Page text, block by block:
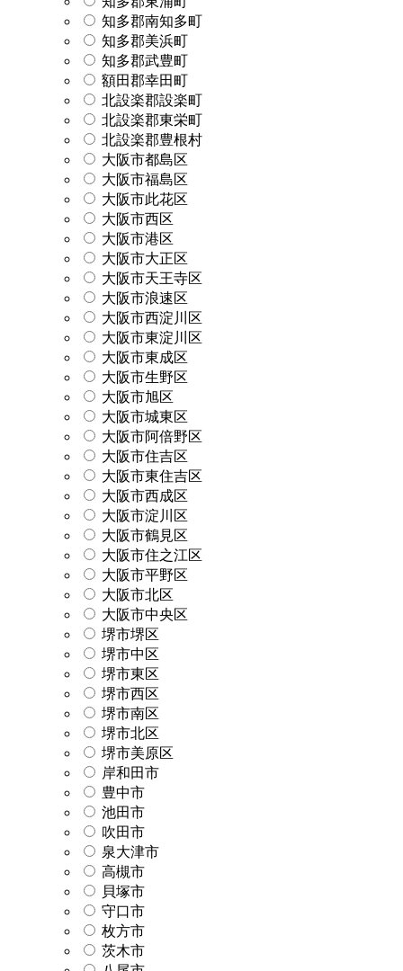
知多郡南知多町
知多郡美浜町
知多郡武豊町
額田郡幸田町
北設楽郡設楽町
北設楽郡東栄町
北設楽郡豊根村
大阪市都島区
大阪市福島区
大阪市此花区
大阪市西区
大阪市港区
大阪市大正区
大阪市天王寺区
大阪市浪速区
大阪市西淀川区
大阪市東淀川区
大阪市東成区
大阪市生野区
大阪市旭区
大阪市城東区
大阪市阿倍野区
大阪市住吉区
大阪市東住吉区
大阪市西成区
大阪市淀川区
大阪市鶴見区
大阪市住之江区
大阪市平野区
大阪市北区
大阪市中央区
堺市堺区
堺市中区
堺市東区
堺市西区
堺市南区
堺市北区
堺市美原区
岸和田市
豊中市
池田市
吹田市
泉大津市
高槻市
貝塚市
守口市
枚方市
茨木市